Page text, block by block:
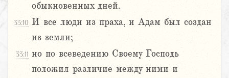
обыкновенных дней.
33:10 И все люди из праха, и Адам был создан
из земли;
33:11 но по всеведению Своему Господь
положил различие между ними и